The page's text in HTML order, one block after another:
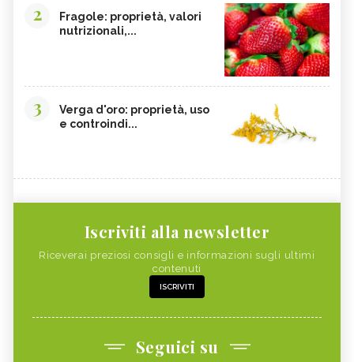
2
Fragole: proprietà, valori
nutrizionali,...
3
Verga d'oro: proprietà, uso
e controindi...
Iscriviti alla newsletter
Riceverai preziosi consigli e informazioni sugli ultimi
contenuti
ISCRIVITI
Seguici su